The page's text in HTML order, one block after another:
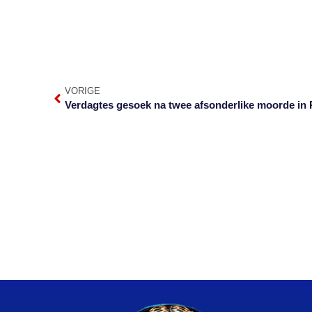
VORIGE
Verdagtes gesoek na twee afsonderlike moorde in